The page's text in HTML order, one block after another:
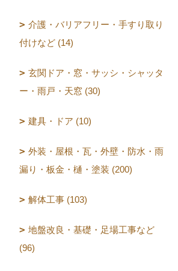
介護・バリアフリー・手すり取り
付けなど (14)
玄関ドア・窓・サッシ・シャッタ
ー・雨戸・天窓 (30)
建具・ドア (10)
外装・屋根・瓦・外壁・防水・雨
漏り・板金・樋・塗装 (200)
解体工事 (103)
地盤改良・基礎・足場工事など
(96)